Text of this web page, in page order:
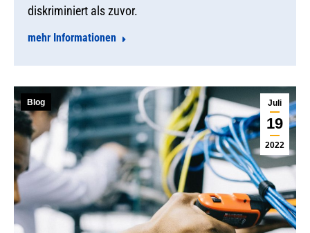
diskriminiert als zuvor.
mehr Informationen
Juli
19
2022
Blog